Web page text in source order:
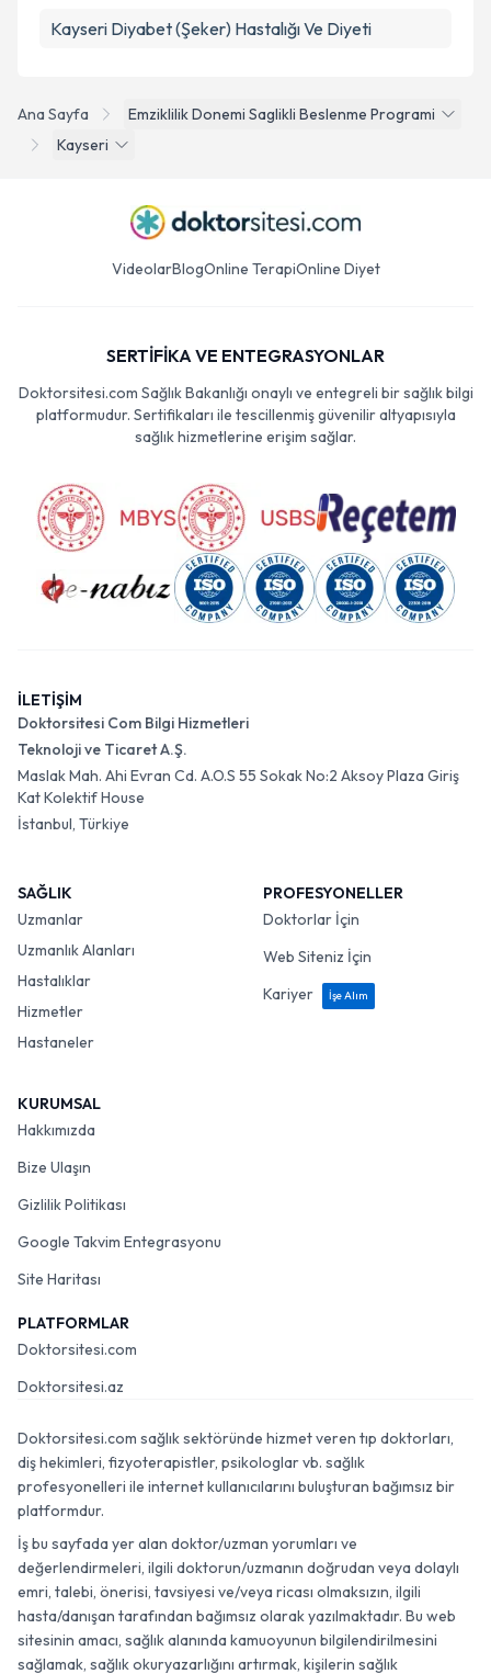
Ana Sayfa
Emziklilik Donemi Saglikli Beslenme Programi
Kayseri
Kayseri Diyabet (Şeker) Hastalığı Ve Diyeti
VideolarBlogOnline TerapiOnline Diyet
SERTİFİKA VE ENTEGRASYONLAR
Doktorsitesi.com Sağlık Bakanlığı onaylı ve entegreli bir sağlık bilgi
platformudur. Sertifikaları ile tescillenmiş güvenilir altyapısıyla
sağlık hizmetlerine erişim sağlar.
İLETİŞİM
Doktorsitesi Com Bilgi Hizmetleri
Teknoloji ve Ticaret A.Ş.
Maslak Mah. Ahi Evran Cd. A.O.S 55 Sokak No:2 Aksoy Plaza Giriş
Kat Kolektif House
İstanbul, Türkiye
SAĞLIK
Uzmanlar
Uzmanlık Alanları
Hastalıklar
Hizmetler
Hastaneler
PROFESYONELLER
Doktorlar İçin
Web Siteniz İçin
Kariyer
İşe Alım
KURUMSAL
Hakkımızda
Bize Ulaşın
Gizlilik Politikası
Google Takvim Entegrasyonu
Site Haritası
PLATFORMLAR
Doktorsitesi.com
Doktorsitesi.az
Doktorsitesi.com sağlık sektöründe hizmet veren tıp doktorları,
diş hekimleri, fizyoterapistler, psikologlar vb. sağlık
profesyonelleri ile internet kullanıcılarını buluşturan bağımsız bir
platformdur.
İş bu sayfada yer alan doktor/uzman yorumları ve
değerlendirmeleri, ilgili doktorun/uzmanın doğrudan veya dolaylı
emri, talebi, önerisi, tavsiyesi ve/veya ricası olmaksızın, ilgili
hasta/danışan tarafından bağımsız olarak yazılmaktadır. Bu web
sitesinin amacı, sağlık alanında kamuoyunun bilgilendirilmesini
sağlamak, sağlık okuryazarlığını artırmak, kişilerin sağlık